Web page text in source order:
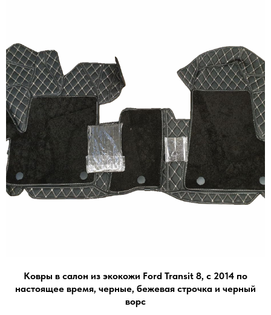
Ковры в салон из экокожи Ford Transit 8, с 2014 по
настоящее время, черные, бежевая строчка и черный
ворc